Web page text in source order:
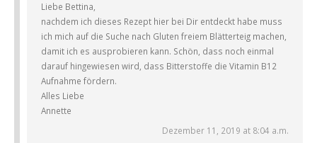
Liebe Bettina,
nachdem ich dieses Rezept hier bei Dir entdeckt habe muss
ich mich auf die Suche nach Gluten freiem Blätterteig machen,
damit ich es ausprobieren kann. Schön, dass noch einmal
darauf hingewiesen wird, dass Bitterstoffe die Vitamin B12
Aufnahme fördern.
Alles Liebe
Annette
Dezember 11, 2019 at 8:04 a.m.